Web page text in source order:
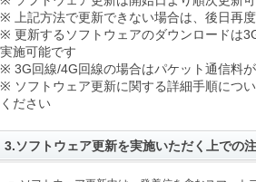
※ 上記方法で更新できない場合は、後日再
※ 更新するソフトウェアのダウンロードは
実施可能です
※ 3G回線/4G回線の場合はパケット通信料
※ ソフトウェア更新に関する詳細手順につ
ください
3.ソフトウェア更新を実施いただく上での